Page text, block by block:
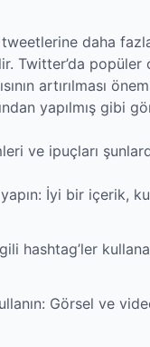
daha
Twitter’da
artırılması
yapılmış gibi
ve ipuçları
İyi bir içerik,
hashtag’ler
Görsel ve